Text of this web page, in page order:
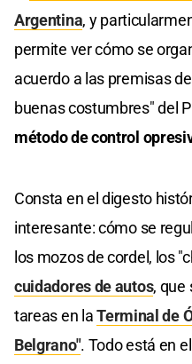
Argentina, y
permite ver cómo se
acuerdo a las premisas
buenas costumbres" del
método de control
Consta en el digesto
interesante: cómo se
los mozos de cordel, los
cuidadores de autos, que
tareas en laTerminal de
Belgrano". Todo está en